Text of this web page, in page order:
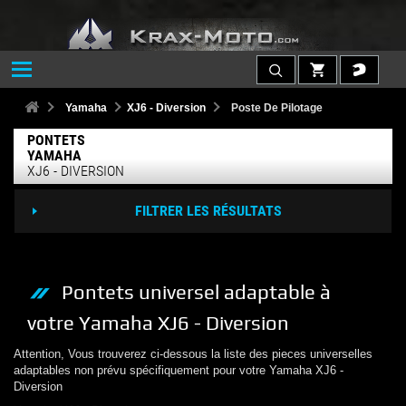
Yamaha XJ6 - Diversion Poste De Pilotage
PONTETS
YAMAHA
XJ6 - DIVERSION
FILTRER LES RÉSULTATS
Pontets universel adaptable à
votre Yamaha XJ6 - Diversion
Attention, Vous trouverez ci-dessous la liste des pieces universelles
adaptables non prévu spécifiquement pour votre Yamaha XJ6 -
Diversion